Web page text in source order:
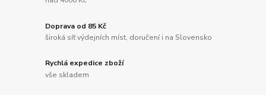
Doprava od 85 Kč
široká síť výdejních míst, doručení i na Slovensko
Rychlá expedice zboží
vše skladem